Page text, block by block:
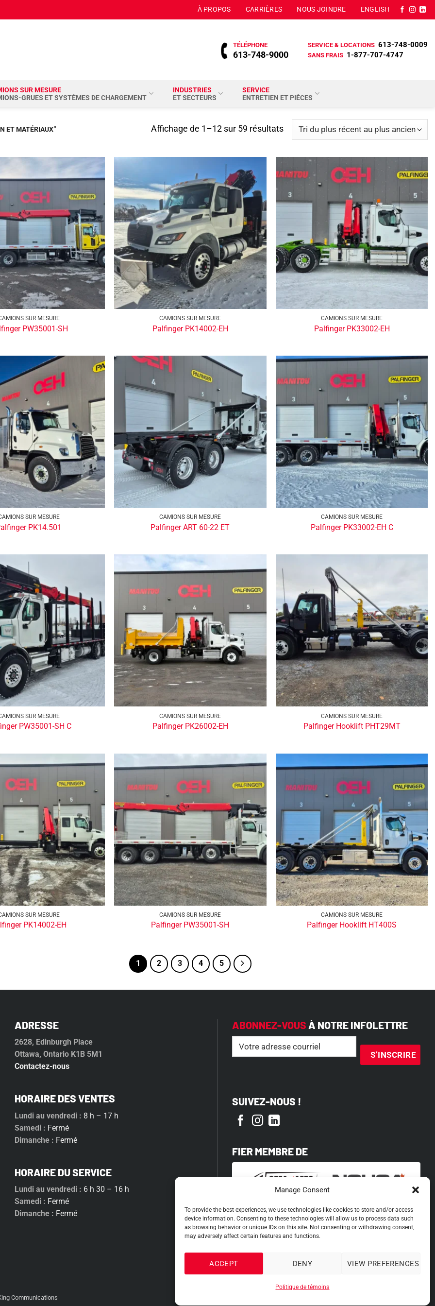
Manage Consent
To provide the best experiences, we use technologies like cookies to store and/or access
device information. Consenting to these technologies will allow us to process data such
as browsing behavior or unique IDs on this site. Not consenting or withdrawing consent,
may adversely affect certain features and functions.
ACCEPT DENY VIEW PREFERENCES
Politique de témoins
À PROPOS CARRIÈRES NOUS JOINDRE ENGLISH
TÉLÉPHONE
613-748-9000
SERVICE & LOCATIONS 613-748-0009
SANS FRAIS 1-877-707-4747
SUR MESURE
GRUES ET SYSTÈMES DE CHARGEMENT
INDUSTRIES
ET SECTEURS
SERVICE
ENTRETIEN ET PIÈCES
ET MATÉRIAUX” Affichage de 1–12 sur 59 résultatsTrié
du
plus
récent
au
plus
SUR MESURE
PW35001-SH
CAMIONS SUR MESURE
Palfinger PK14002-EH
CAMIONS SUR MESURE
Palfinger PK33002-EH
SUR MESURE
PK14.501
CAMIONS SUR MESURE
Palfinger ART 60-22 ET
CAMIONS SUR MESURE
Palfinger PK33002-EH C
SUR MESURE
PW35001-SH C
CAMIONS SUR MESURE
Palfinger PK26002-EH
CAMIONS SUR MESURE
Palfinger Hooklift PHT29MT
SUR MESURE
PK14002-EH
CAMIONS SUR MESURE
Palfinger PW35001-SH
CAMIONS SUR MESURE
Palfinger Hooklift HT400S
1 2 3 4 5
ADRESSE
2628, Edinburgh Place
Ottawa, Ontario K1B 5M1
Contactez-nous
HORAIRE DES VENTES
Lundi au vendredi : 8 h – 17 h
Samedi : Fermé
Dimanche : Fermé
HORAIRE DU SERVICE
Lundi au vendredi : 6 h 30 – 16 h
Samedi : Fermé
Dimanche : Fermé
ABONNEZ-VOUS À NOTRE INFOLETTRE
Email (Nécessaire)
SUIVEZ-NOUS !
FIER MEMBRE DE
Communications